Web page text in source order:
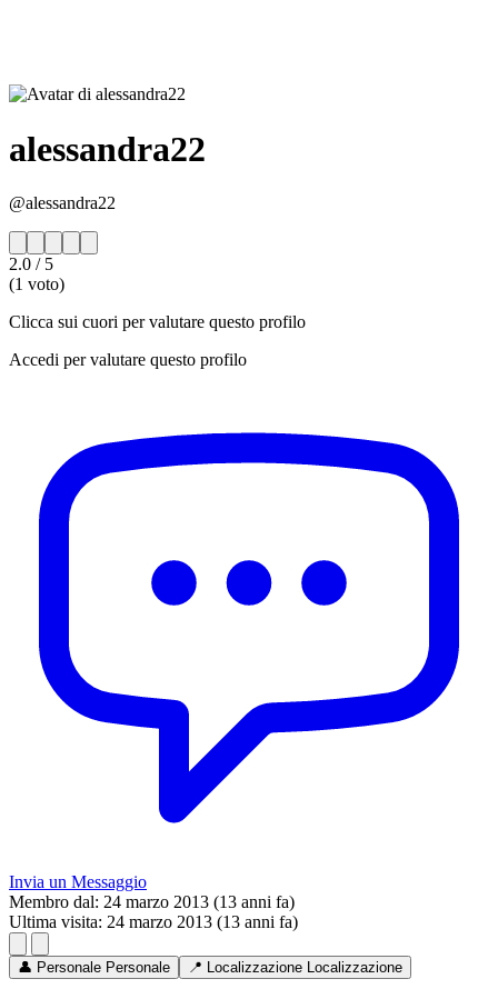
alessandra22
@alessandra22
2.0 / 5
(1 voto)
Clicca sui cuori per valutare questo profilo
Accedi per valutare questo profilo
Invia un Messaggio
Membro dal: 24 marzo 2013 (13 anni fa)
Ultima visita: 24 marzo 2013 (13 anni fa)
👤 Personale Personale 📍 Localizzazione Localizzazione